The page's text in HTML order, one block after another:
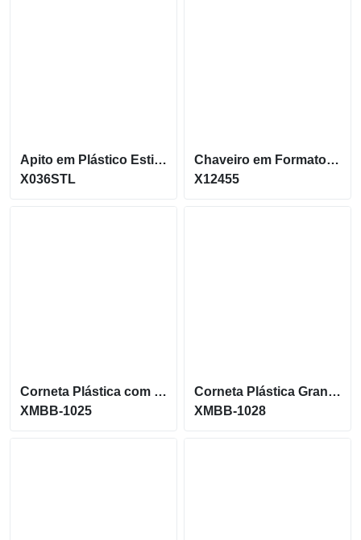
Apito em Plástico Estilo Juiz personalizado X036STL
X036STL
Chaveiro em Formato de bola de Futebol Anti-Stress X12455
X12455
Corneta Plástica com bocal Tamanho 19 cm Cod XMBB-1025
XMBB-1025
Corneta Plástica Grande Cabo Curvado de Tamanho 42 cm XMBB-1028
XMBB-1028